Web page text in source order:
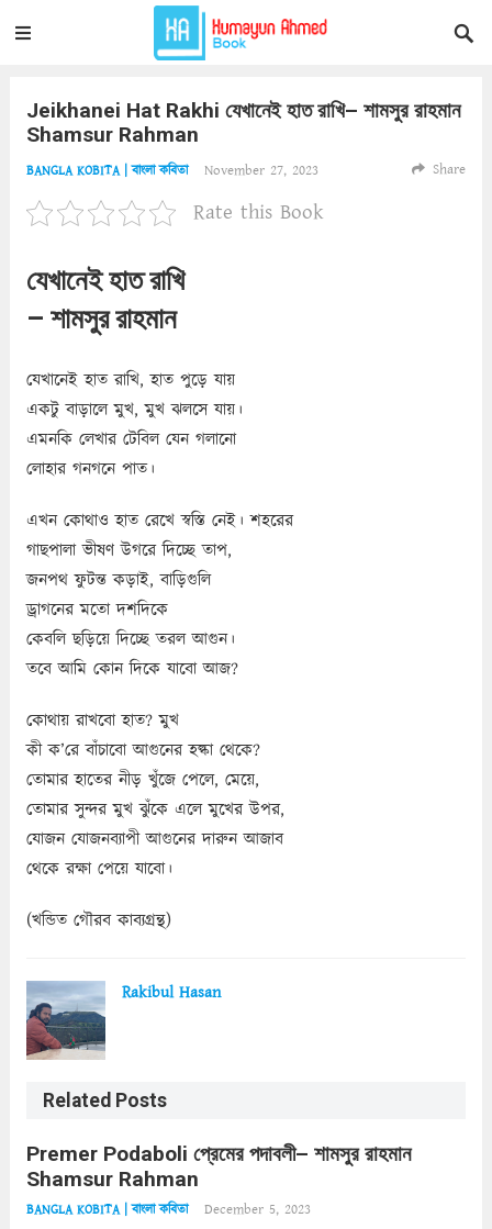
Jeikhanei Hat Rakhi যেখানেই হাত রাখি– শামসুর রাহমান
Shamsur Rahman
BANGLA KOBITA | বাংলা কবিতা November 27, 2023 Share
Rate this Book
যেখানেই হাত রাখি
– শামসুর রাহমান
যেখানেই হাত রাখি, হাত পুড়ে যায়
একটু বাড়ালে মুখ, মুখ ঝলসে যায়।
এমনকি লেখার টেবিল যেন গলানো
লোহার গনগনে পাত।
এখন কোথাও হাত রেখে স্বস্তি নেই। শহরের
গাছপালা ভীষণ উগরে দিচ্ছে তাপ,
জনপথ ফুটন্ত কড়াই, বাড়িগুলি
ড্রাগনের মতো দশদিকে
কেবলি ছড়িয়ে দিচ্ছে তরল আগুন।
তবে আমি কোন দিকে যাবো আজ?
কোথায় রাখবো হাত? মুখ
কী ক’রে বাঁচাবো আগুনের হল্কা থেকে?
তোমার হাতের নীড় খুঁজে পেলে, মেয়ে,
তোমার সুন্দর মুখ ঝুঁকে এলে মুখের উপর,
যোজন যোজনব্যাপী আগুনের দারুন আজাব
থেকে রক্ষা পেয়ে যাবো।
(খন্ডিত গৌরব কাব্যগ্রন্থ)
Rakibul Hasan
Related Posts
Premer Podaboli প্রেমের পদাবলী– শামসুর রাহমান
Shamsur Rahman
BANGLA KOBITA | বাংলা কবিতা December 5, 2023